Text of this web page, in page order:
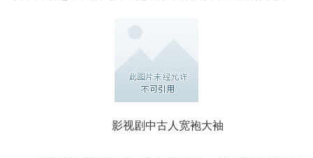
影视剧中古人宽袍大袖